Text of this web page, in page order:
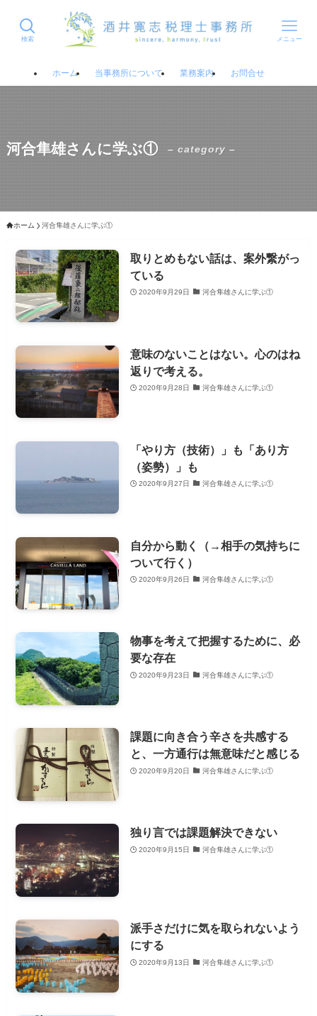
検索 メニュー
ホーム 当事務所について 業務案内 お問合せ
河合隼雄さんに学ぶ① – category –
ホーム 河合隼雄さんに学ぶ①
取りとめもない話は、案外繋がっ
ている
2020年9月29日 河合隼雄さんに学ぶ①
意味のないことはない。心のはね
返りで考える。
2020年9月28日 河合隼雄さんに学ぶ①
「やり方（技術）」も「あり方
（姿勢）」も
2020年9月27日 河合隼雄さんに学ぶ①
自分から動く（→相手の気持ちに
ついて行く）
2020年9月26日 河合隼雄さんに学ぶ①
物事を考えて把握するために、必
要な存在
2020年9月23日 河合隼雄さんに学ぶ①
課題に向き合う辛さを共感する
と、一方通行は無意味だと感じる
2020年9月20日 河合隼雄さんに学ぶ①
独り言では課題解決できない
2020年9月15日 河合隼雄さんに学ぶ①
派手さだけに気を取られないよう
にする
2020年9月13日 河合隼雄さんに学ぶ①